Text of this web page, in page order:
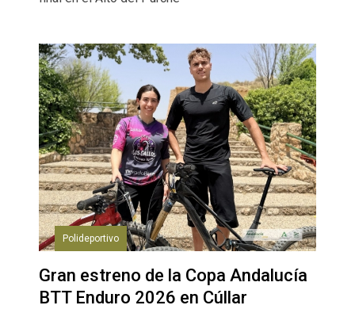
Polideportivo
Gran estreno de la Copa Andalucía
BTT Enduro 2026 en Cúllar